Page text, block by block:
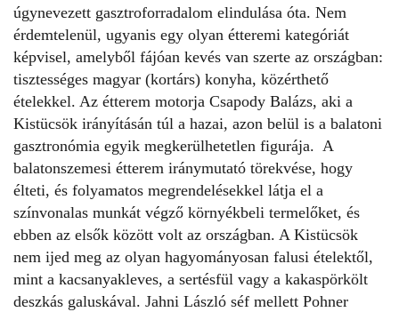
úgynevezett gasztroforradalom elindulása óta. Nem
érdemtelenül, ugyanis egy olyan étteremi kategóriát
képvisel, amelyből fájóan kevés van szerte az országban:
tisztességes magyar (kortárs) konyha, közérthető
ételekkel. Az étterem motorja Csapody Balázs, aki a
Kistücsök irányításán túl a hazai, azon belül is a balatoni
gasztronómia egyik megkerülhetetlen figurája. A
balatonszemesi étterem iránymutató törekvése, hogy
élteti, és folyamatos megrendelésekkel látja el a
színvonalas munkát végző környékbeli termelőket, és
ebben az elsők között volt az országban. A Kistücsök
nem ijed meg az olyan hagyományosan falusi ételektől,
mint a kacsanyakleves, a sertésfül vagy a kakaspörkölt
deszkás galuskával. Jahni László séf mellett Pohner